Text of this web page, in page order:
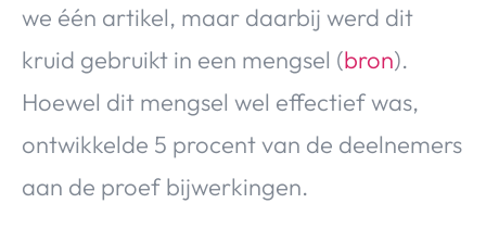
we één artikel, maar daarbij werd dit
kruid gebruikt in een mengsel (bron).
Hoewel dit mengsel wel effectief was,
ontwikkelde 5 procent van de deelnemers
aan de proef bijwerkingen.